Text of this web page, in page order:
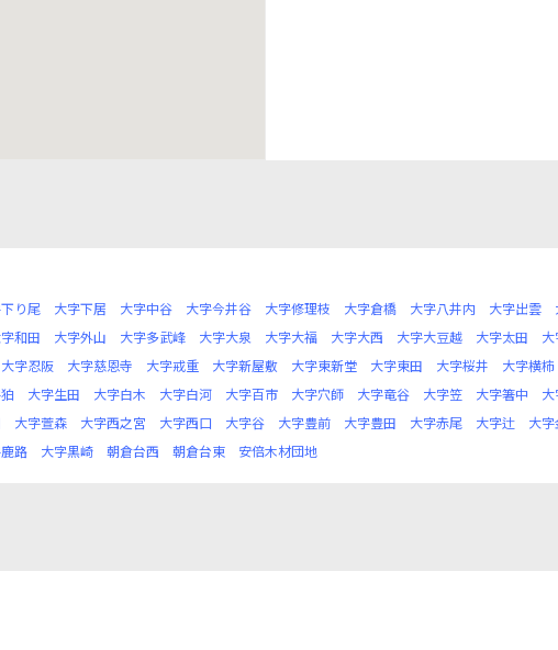
り尾 大字下居 大字中谷 大字今井谷 大字修理枝 大字倉橋 大字八井内 大字出雲
和田 大字外山 大字多武峰 大字大泉 大字大福 大字大西 大字大豆越 大字太田
大字忍阪 大字慈恩寺 大字戒重 大字新屋敷 大字東新堂 大字東田 大字桜井 大字横柿
大字生田 大字白木 大字白河 大字百市 大字穴師 大字竜谷 大字笠 大字箸中
大字萱森 大字西之宮 大字西口 大字谷 大字豊前 大字豊田 大字赤尾 大字辻
大字
路 大字黒崎 朝倉台西 朝倉台東 安倍木材団地